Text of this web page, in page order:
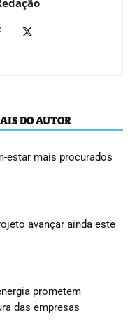
DO AUTOR
estar mais procurados
avançar ainda este
prometem
das empresas